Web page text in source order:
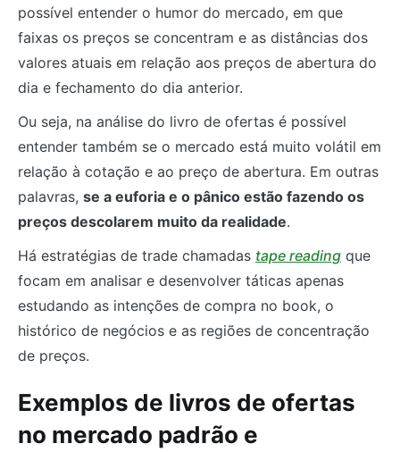
possível entender o humor do mercado, em que
faixas os preços se concentram e as distâncias dos
valores atuais em relação aos preços de abertura do
dia e fechamento do dia anterior.
Ou seja, na análise do livro de ofertas é possível
entender também se o mercado está muito volátil em
relação à cotação e ao preço de abertura. Em outras
palavras, se a euforia e o pânico estão fazendo os
preços descolarem muito da realidade.
Há estratégias de trade chamadas tape reading que
focam em analisar e desenvolver táticas apenas
estudando as intenções de compra no book, o
histórico de negócios e as regiões de concentração
de preços.
Exemplos de livros de ofertas
no mercado padrão e